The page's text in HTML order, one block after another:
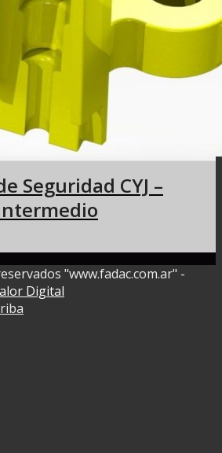
Seguridad CYJ –
"www.fadac.com.ar" -